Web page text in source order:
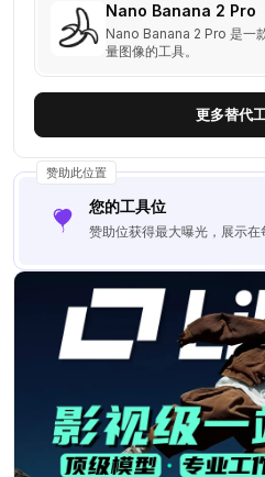
Nano Banana 2 Pro
Nano Banana 2 Pro 是一
量图像的工具。
更多替代
赞助此位置
您的工具位
赞助位获得最大曝光，展示在